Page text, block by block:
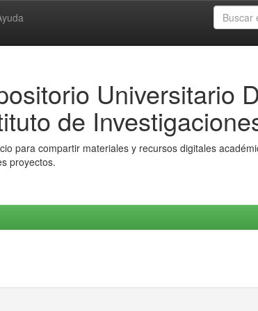
Universitario
de
para compartir materiales y recursos digitales
proyectos.